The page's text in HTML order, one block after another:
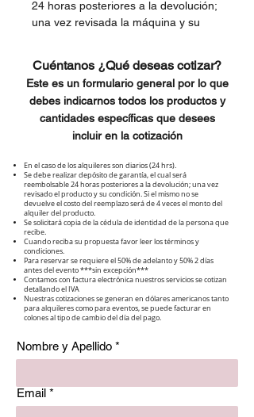
24 horas posteriores a la devolución;
una vez revisada la máquina y su
Cuéntanos ¿Qué deseas cotizar?
Este es un formulario general por lo que
debes indicarnos todos los productos y
cantidades específicas que desees
incluir en la cotización
En el caso de los alquileres son diarios (24 hrs).
Se debe realizar depósito de garantía, el cual será
reembolsable 24 horas posteriores a la devolución; una vez
revisado el producto y su condición. Si el mismo no se
devuelve el costo del reemplazo será de 4 veces el monto del
alquiler del producto.
Se solicitará copia de la cédula de identidad de la persona que
recibe.
Cuando reciba su propuesta favor leer los términos y
condiciones.
Para reservar se requiere el 50% de adelanto y 50% 2 días
antes del evento ***sin excepción***
Contamos con factura electrónica nuestros servicios se cotizan
detallando el IVA
Nuestras cotizaciones se generan en dólares americanos tanto
para alquileres como para eventos, se puede facturar en
colones al tipo de cambio del día del pago.
Nombre y Apellido
Email